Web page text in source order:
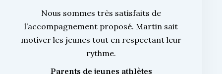
Nous sommes très satisfaits de
l’accompagnement proposé. Martin sait
motiver les jeunes tout en respectant leur
rythme.
Parents de jeunes athlètes